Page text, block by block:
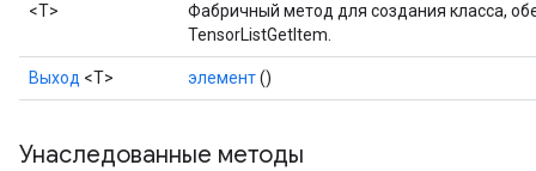
<T>
Фабричный метод для создания класса,
TensorListGetItem.
Выход <Т> элемент()
Унаследованные методы